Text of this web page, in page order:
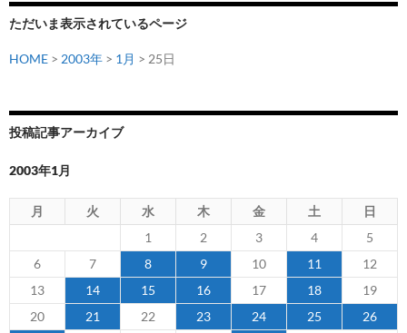
デ
ィ
へ
ただいま表示されているページ
HOME > 2003年 > 1月 > 25日
投稿記事アーカイブ
2003年1月
月 火 水 木 金 土
日
1
2 3 4
5
6
7 8 9 10 11
12
13
14 15 16 17 18
19
20
21 22 23 24 25
26